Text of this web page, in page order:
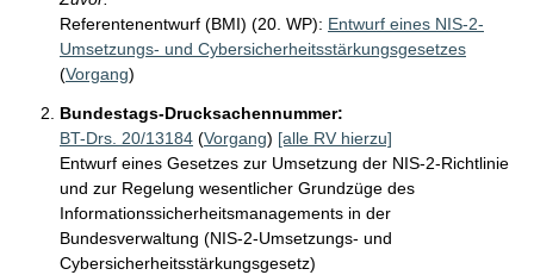
Referentenentwurf (BMI) (20. WP): Entwurf eines NIS-2-
Umsetzungs- und Cybersicherheitsstärkungsgesetzes
(Vorgang)
Bundestags-Drucksachennummer:
BT-Drs. 20/13184 (Vorgang) [alle RV hierzu]
Entwurf eines Gesetzes zur Umsetzung der NIS-2-Richtlinie
und zur Regelung wesentlicher Grundzüge des
Informationssicherheitsmanagements in der
Bundesverwaltung (NIS-2-Umsetzungs- und
Cybersicherheitsstärkungsgesetz)